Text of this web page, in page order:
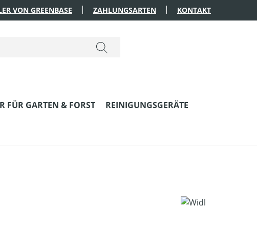
VON GREENBASE ZAHLUNGSARTEN KONTAKT
FÜR GARTEN & FORST REINIGUNGSGERÄTE